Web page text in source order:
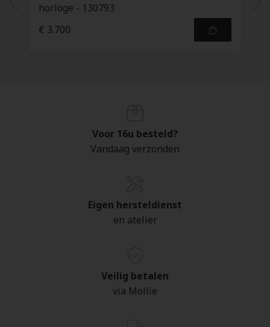
horloge - 130793
€ 3.700
Voor 16u besteld?
Vandaag verzonden
Eigen hersteldienst
en atelier
Veilig betalen
via Mollie